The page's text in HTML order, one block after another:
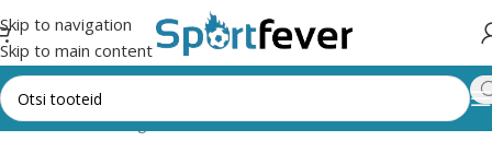
Skip to navigation
Skip to main content
Esileht Kõik kategooriad Muud vahendid Orienteerumine